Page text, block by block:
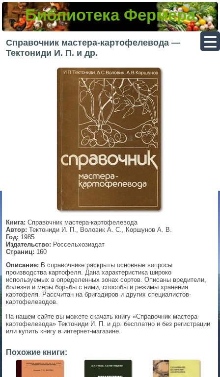
Библиотека Фермера
Справочник мастера-картофелевода —
Тектониди И. П. и др.
Книга: Справочник мастера-картофелевода
Автор: Тектониди И. П., Воловик А. С., Коршунов А. В.
Год: 1985
Издательство: Россельхозиздат
Страниц: 160
Описание: В справочнике раскрыты основные вопросы
производства картофеля. Дана характеристика широко
используемых в определенных зонах сортов. Описаны вредители,
болезни и меры борьбы с ними, способы и режимы хранения
картофеля. Рассчитан на бригадиров и других специалистов-
картофелеводов.
На нашем сайте вы можете скачать книгу «Справочник мастера-
картофелевода» Тектониди И. П. и др. бесплатно и без регистрации
или купить книгу в интернет-магазине.
Похожие книги:
▼
▼
▼